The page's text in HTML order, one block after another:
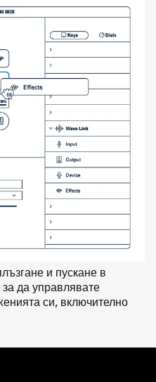
и пускане в
да управлявате
си, включително